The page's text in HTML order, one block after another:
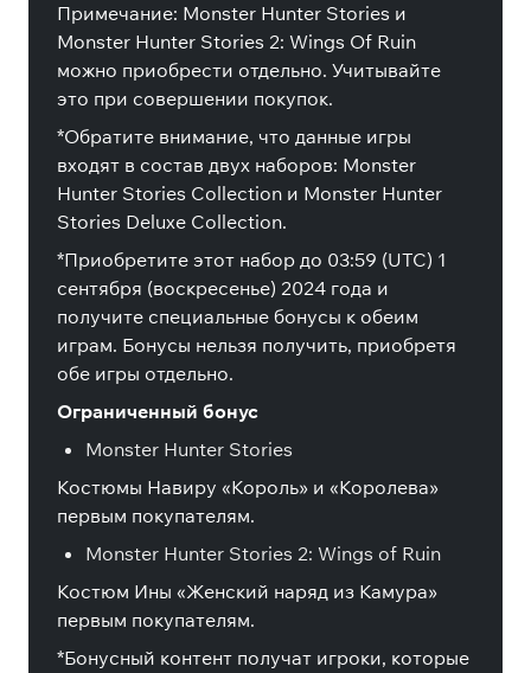
Примечание: Monster Hunter Stories и
Monster Hunter Stories 2: Wings Of Ruin
можно приобрести отдельно. Учитывайте
это при совершении покупок.
*Обратите внимание, что данные игры
входят в состав двух наборов: Monster
Hunter Stories Collection и Monster Hunter
Stories Deluxe Collection.
*Приобретите этот набор до 03:59 (UTC) 1
сентября (воскресенье) 2024 года и
получите специальные бонусы к обеим
играм. Бонусы нельзя получить, приобретя
обе игры отдельно.
Ограниченный бонус
Monster Hunter Stories
Костюмы Навиру «Король» и «Королева»
первым покупателям.
Monster Hunter Stories 2: Wings of Ruin
Костюм Ины «Женский наряд из Камура»
первым покупателям.
*Бонусный контент получат игроки, которые